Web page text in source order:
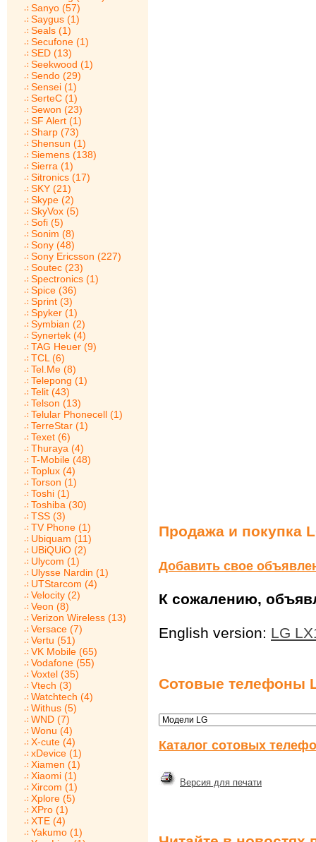
Sanyo (57)
Saygus (1)
Seals (1)
Secufone (1)
SED (13)
Seekwood (1)
Sendo (29)
Sensei (1)
SerteC (1)
Sewon (23)
SF Alert (1)
Sharp (73)
Shensun (1)
Siemens (138)
Sierra (1)
Sitronics (17)
SKY (21)
Skype (2)
SkyVox (5)
Sofi (5)
Sonim (8)
Sony (48)
Sony Ericsson (227)
Soutec (23)
Spectronics (1)
Spice (36)
Sprint (3)
Spyker (1)
Symbian (2)
Synertek (4)
TAG Heuer (9)
TCL (6)
Tel.Me (8)
Telepong (1)
Telit (43)
Telson (13)
Telular Phonecell (1)
TerreStar (1)
Texet (6)
Thuraya (4)
T-Mobile (48)
Toplux (4)
Torson (1)
Toshi (1)
Toshiba (30)
TSS (3)
TV Phone (1)
Ubiquam (11)
UBiQUiO (2)
Ulycom (1)
Ulysse Nardin (1)
UTStarcom (4)
Velocity (2)
Veon (8)
Verizon Wireless (13)
Versace (7)
Vertu (51)
VK Mobile (65)
Vodafone (55)
Voxtel (35)
Vtech (3)
Watchtech (4)
Withus (5)
WND (7)
Wonu (4)
X-cute (4)
xDevice (1)
Xiamen (1)
Xiaomi (1)
Xircom (1)
Xplore (5)
XPro (1)
XTE (4)
Yakumo (1)
Продажа и покупка
Добавить свое
К сожалению,
English version: LG
Сотовые телефоны
Каталог сотовых
Версия для печати